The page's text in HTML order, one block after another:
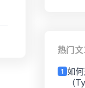
热门
1 如
（